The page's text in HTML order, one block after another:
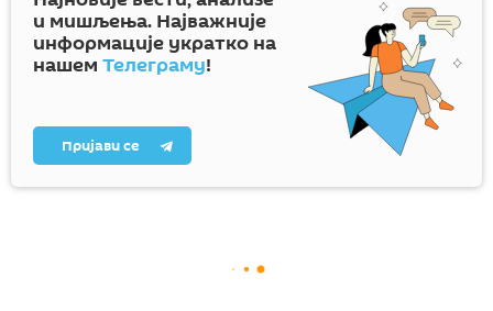
и мишљења. Најважније
информације укратко на
нашем Телеграму!
Пријави се